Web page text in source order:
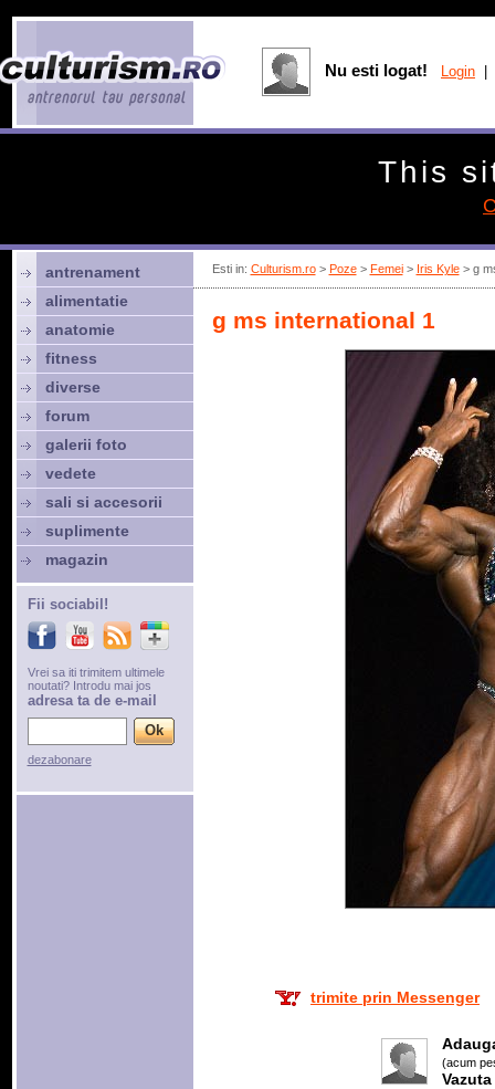
Esti in: Culturism.ro> Poze> Femei> Iris Kyle> g
g ms international 1
trimite prin Messenger
(acum
Vazuta
antrenament
alimentatie
anatomie
fitness
diverse
forum
galerii foto
vedete
sali si accesorii
suplimente
magazin
Fii sociabil!
Vrei sa iti trimitem ultimele
noutati? Introdu mai jos
adresa ta de e-mail
dezabonare
Nu esti logat! Login
This